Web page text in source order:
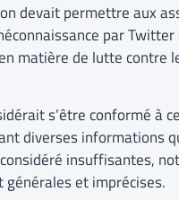
devait permettre aux
par Twitter
matière de lutte contre
s’être conformé à
diverses informations
insuffisantes,
et imprécises.